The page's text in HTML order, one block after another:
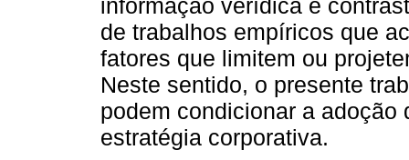
informação verídica e
de trabalhos empíricos que
fatores que limitem ou
Neste sentido, o presente
podem condicionar a
estratégia corporativa.